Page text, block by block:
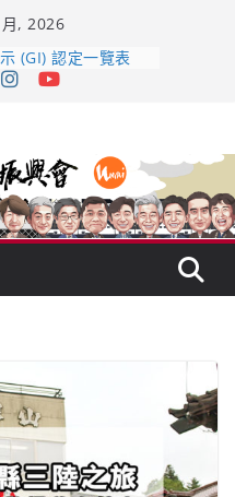
, 2026
上手 – 山形純米大
～ くどき上手
!
老酒藏殺入股票
背後的密碼